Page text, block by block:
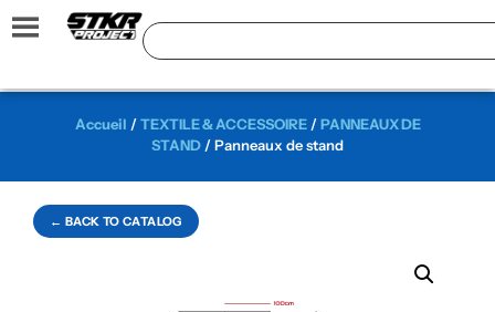
← BACK TO CATALOG
Accueil /TEXTILE & ACCESSOIRE/PANNEAUX DE
STAND / Panneaux de stand